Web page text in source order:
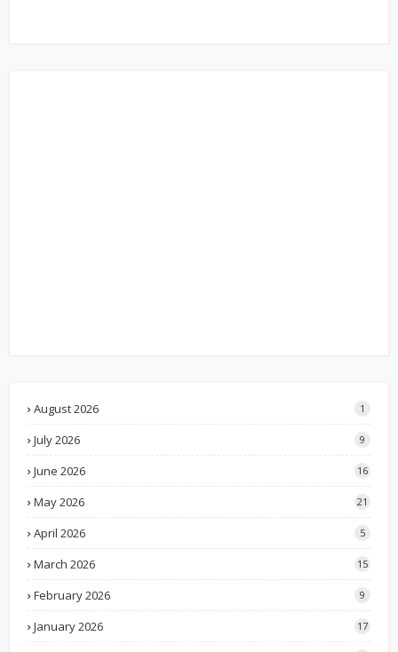
August 2026 1
July 2026 9
June 2026 16
May 2026 21
April 2026 5
March 2026 15
February 2026 9
January 2026 17